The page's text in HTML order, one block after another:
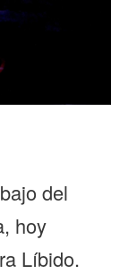
del
hoy
Líbido.